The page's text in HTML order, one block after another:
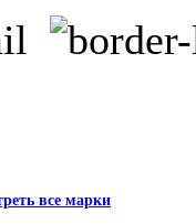
все марки